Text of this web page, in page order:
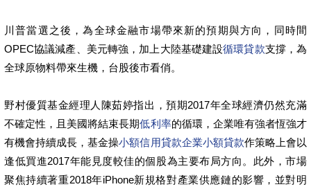
川普當選之後，為全球金融市場帶來新的預期與方向，同時間
OPEC協議減產、美元轉強，加上大陸基礎建設循環貸款支撐，為
全球原物料帶來生機，台股後市看俏。
野村優質基金經理人陳茹婷指出，預期2017年全球經濟仍然充滿
不確定性，且美國將結束長期低利率的循環，企業唯有強者恆強才
有機會持續成長，基金操小額信用貸款企業小額貸款作策略上會以
逢低買進2017年能見度較佳的個股為主要布局方向。此外，市場
聚焦持續著重2018年iPhone新規格對產業供應鏈的影響，並對明